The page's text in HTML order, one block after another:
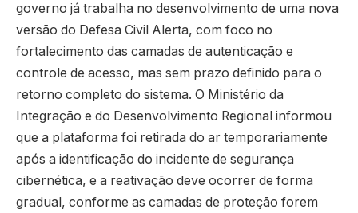
governo já trabalha no desenvolvimento de uma nova
versão do Defesa Civil Alerta, com foco no
fortalecimento das camadas de autenticação e
controle de acesso, mas sem prazo definido para o
retorno completo do sistema. O Ministério da
Integração e do Desenvolvimento Regional informou
que a plataforma foi retirada do ar temporariamente
após a identificação do incidente de segurança
cibernética, e a reativação deve ocorrer de forma
gradual, conforme as camadas de proteção forem